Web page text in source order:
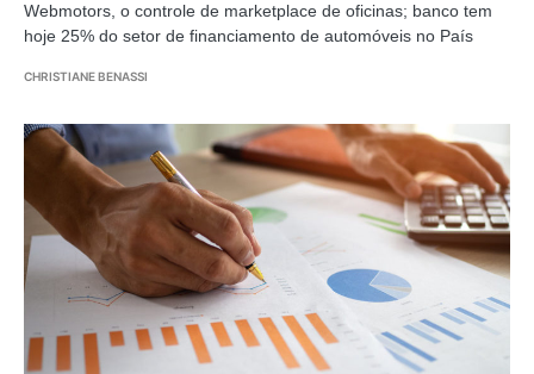
Webmotors, o controle de marketplace de oficinas; banco tem
hoje 25% do setor de financiamento de automóveis no País
CHRISTIANE BENASSI